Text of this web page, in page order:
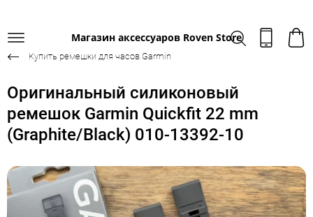
Магазин аксессуаров Roven Store
Купить ремешки для часов Garmin
Оригинальный силиконовый
ремешок Garmin Quickfit 22 mm
(Graphite/Black) 010-13392-10